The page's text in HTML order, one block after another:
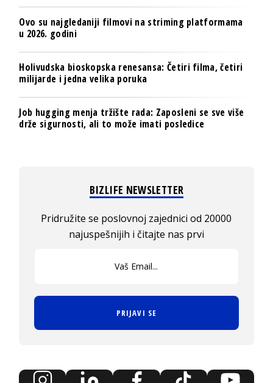
Ovo su najgledaniji filmovi na striming platformama
u 2026. godini
Holivudska bioskopska renesansa: Četiri filma, četiri
milijarde i jedna velika poruka
Job hugging menja tržište rada: Zaposleni se sve više
drže sigurnosti, ali to može imati posledice
BIZLIFE NEWSLETTER
Pridružite se poslovnoj zajednici od 20000
najuspešnijih i čitajte nas prvi
PRIJAVI SE